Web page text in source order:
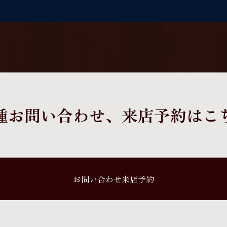
お問い合わせ、 来店予約はこ
お問い合わせ来店予約